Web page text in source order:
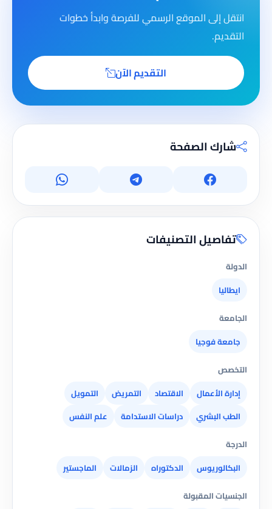
انتقل إلى الموقع الرسمي للفرصة وابدأ خطوات
التقديم.
التقديم الآن
شارك الصفحة
تفاصيل التصنيفات
الدولة
ايطاليا
الجامعة
جامعة فوجيا
التخصص
إدارة الأعمال
الاقتصاد التمريض
التمويل
الطب البشري
دراسات الاستدامة
علم النفس
الدرجة
البكالوريوس
الدكتوراه الزمالات
الماجستير
الجنسيات المقبولة